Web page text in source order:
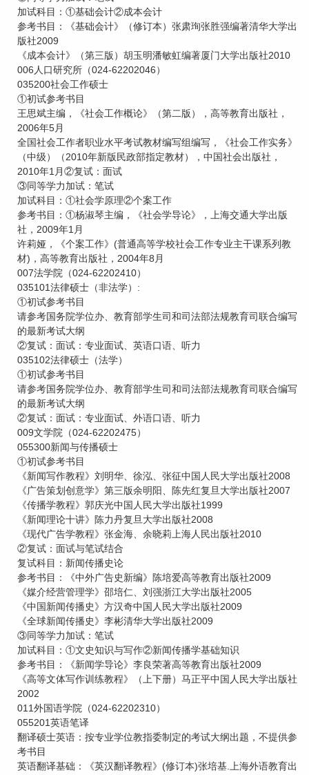
加试科目：①基础会计②成本会计
参考书目：《基础会计》（修订本）张肃珣张胜强编著清华大学出
版社2009
《成本会计》（第三版）胡玉明潘敏虹编著厦门大学出版社2010
006人口研究所（024-62202046）
035200社会工作硕士
①初试参考书目
王思斌主编，《社会工作概论》（第二版），高等教育出版社，
2006年5月
全国社会工作者职业水平考试教材编写组编写，《社会工作实务》
（中级）（2010年新版民政部指定教材），中国社会出版社，
2010年1月②复试：面试
③同等学力加试：笔试
加试科目：①社会学原理②个案工作
参考书目：①杨淑琴主编，《社会学导论》，上海交通大学出版
社，2009年1月
许莉娅，《个案工作》(普通高等学校社会工作专业主干课系列教
材)，高等教育出版社，2004年8月
007法学院（024-62202410）
035101法律硕士（非法学）:
①初试参考书目
请参考国务院学位办、教育部学生司和司法部法规教育司联合编写
的最新考试大纲
②复试：面试：专业面试、英语口语、听力
035102法律硕士（法学）
①初试参考书目
请参考国务院学位办、教育部学生司和司法部法规教育司联合编写
的最新考试大纲
②复试：面试：专业面试、外语口语、听力
009文学院（024-62202475）
055300新闻与传播硕士
①初试参考书目
《新闻写作教程》刘明华、徐泓、张征中国人民大学出版社2008
《广告策划创意学》第三版余明阳、陈先红复旦大学出版社2007
《传播学教程》郭庆光中国人民大学出版社1999
《新闻理论十讲》陈力丹复旦大学出版社2008
《现代广告学教程》张金海、余晓莉上海人民出版社2010
②复试：面试与笔试结合
复试科目：新闻传播史论
参考书目：《中外广告史新编》陈培爱高等教育出版社2009
《媒介经营管理学》邵培仁、刘强浙江大学出版社2005
《中国新闻传播史》方汉奇中国人民大学出版社2009
《全球新闻传播史》李彬清华大学出版社2009
③同等学力加试：笔试
加试科目：①文史知识与写作②新闻传播学基础知识
参考书目：《新闻学导论》李良荣著高等教育出版社2009
《高等文体写作训练教程》（上下册）马正平中国人民大学出版社
2002
011外国语学院（024-62202310）
055201英语笔译
翻译硕士英语：按专业学位教指委制定的考试大纲出题，不提供参
考书目
英语翻译基础：《英汉翻译教程》(修订本)张培基.上海外语教育出